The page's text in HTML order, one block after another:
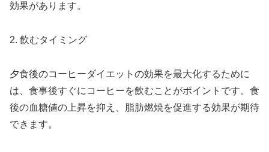
効果があります。
2. 飲むタイミング
夕食後のコーヒーダイエットの効果を最大化するために
は、食事後すぐにコーヒーを飲むことがポイントです。食
後の血糖値の上昇を抑え、脂肪燃焼を促進する効果が期待
できます。